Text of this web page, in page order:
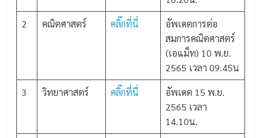
2
คณิตศาสตร์ คลิ๊กที่นี่
อัพเดตการต่อ
สมการคณิตศาสตร์
(เอแม็ท) 10 พ.ย.
2565 เวลา 09.45น
3
วิทยาศาสตร์ คลิ๊กที่นี่
อัพเดต 15 พ.ย.
2565 เวลา
14.10น.